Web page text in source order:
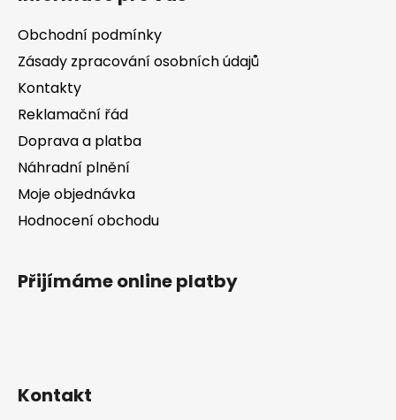
k
Obchodní podmínky
Zásady zpracování osobních údajů
Kontakty
Reklamační řád
Doprava a platba
Náhradní plnění
Moje objednávka
Hodnocení obchodu
Přijímáme online platby
Kontakt